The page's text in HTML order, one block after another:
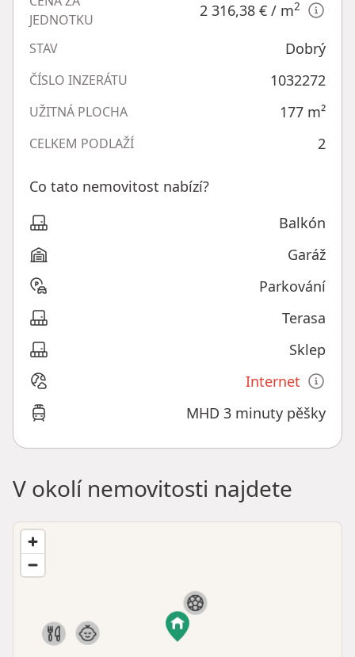
JEDNOTKU
2 316,38 € / m2
STAV Dobrý
ČÍSLO INZERÁTU 1032272
UŽITNÁ PLOCHA 177 m²
CELKEM PODLAŽÍ 2
Co tato nemovitost nabízí?
Balkón
Garáž
Parkování
Terasa
Sklep
Internet
MHD 3 minuty pěšky
V okolí nemovitosti najdete